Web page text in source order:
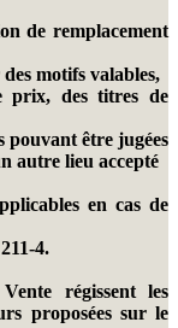
de remplacement
motifs valables,
prix, des titres de
pouvant être jugées
autre lieu accepté
en cas de
4.
régissent les
proposées sur le